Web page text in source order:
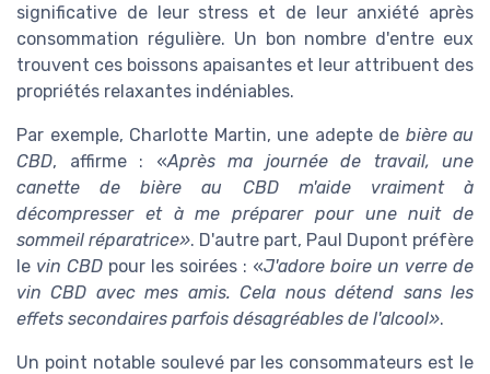
significative de leur stress et de leur anxiété après
consommation régulière. Un bon nombre d'entre eux
trouvent ces boissons apaisantes et leur attribuent des
propriétés relaxantes indéniables.
Par exemple, Charlotte Martin, une adepte de bière au
CBD, affirme : «Après ma journée de travail, une
canette de bière au CBD m'aide vraiment à
décompresser et à me préparer pour une nuit de
sommeil réparatrice». D'autre part, Paul Dupont préfère
le vin CBD pour les soirées : «J'adore boire un verre de
vin CBD avec mes amis. Cela nous détend sans les
effets secondaires parfois désagréables de l'alcool».
Un point notable soulevé par les consommateurs est le